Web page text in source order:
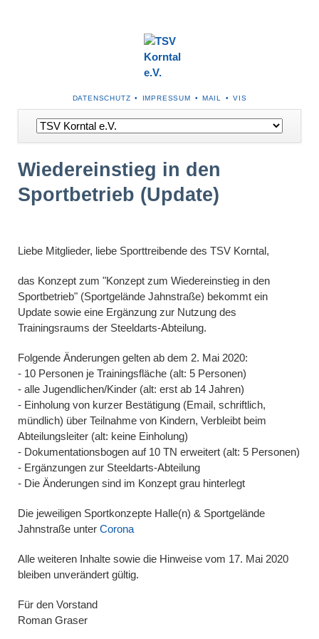
NAVIGATION
ÜBERSPRINGEN
DATENSCHUTZ IMPRESSUM MAIL VIS
Navigation
überspringen
Wiedereinstieg in den
Sportbetrieb (Update)
Liebe Mitglieder, liebe Sporttreibende des TSV Korntal,
das Konzept zum "Konzept zum Wiedereinstieg in den
Sportbetrieb" (Sportgelände Jahnstraße) bekommt ein
Update sowie eine Ergänzung zur Nutzung des
Trainingsraums der Steeldarts-Abteilung.
Folgende Änderungen gelten ab dem 2. Mai 2020:
- 10 Personen je Trainingsfläche (alt: 5 Personen)
- alle Jugendlichen/Kinder (alt: erst ab 14 Jahren)
- Einholung von kurzer Bestätigung (Email, schriftlich,
mündlich) über Teilnahme von Kindern, Verbleibt beim
Abteilungsleiter (alt: keine Einholung)
- Dokumentationsbogen auf 10 TN erweitert (alt: 5 Personen)
- Ergänzungen zur Steeldarts-Abteilung
- Die Änderungen sind im Konzept grau hinterlegt
Die jeweiligen Sportkonzepte Halle(n) & Sportgelände
Jahnstraße unter Corona
Alle weiteren Inhalte sowie die Hinweise vom 17. Mai 2020
bleiben unverändert gültig.
Für den Vorstand
Roman Graser